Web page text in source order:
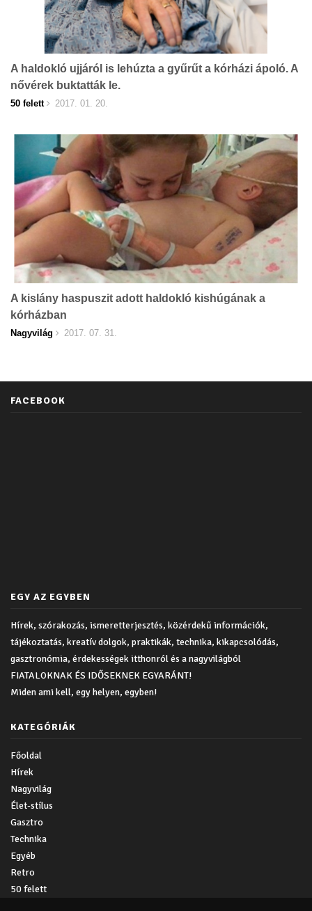
A haldokló ujjáról is lehúzta a gyűrűt a kórházi ápoló. A
nővérek buktatták le.
50 felett 2017. 01. 20.
A kislány haspuszit adott haldokló kishúgának a
kórházban
Nagyvilág 2017. 07. 31.
FACEBOOK
EGY AZ EGYBEN
Hírek, szórakozás, ismeretterjesztés, közérdekű információk,
tájékoztatás, kreatív dolgok, praktikák, technika, kikapcsolódás,
gasztronómia, érdekességek itthonról és a nagyvilágból
FIATALOKNAK ÉS IDŐSEKNEK EGYARÁNT!
Miden ami kell, egy helyen, egyben!
KATEGÓRIÁK
Főoldal
Hírek
Nagyvilág
Élet-stílus
Gasztro
Technika
Egyéb
Retro
50 felett